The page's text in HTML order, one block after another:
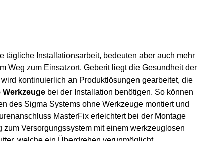
tägliche Installationsarbeit, bedeuten aber auch mehr
Weg zum Einsatzort. Geberit liegt die Gesundheit der
kontinuierlich an Produktlösungen gearbeitet, die
bei der Installation benötigen. So können
des Sigma Systems ohne Werkzeuge montiert und
MasterFix erleichtert bei der Montage
Versorgungssystem mit einem werkzeuglosen